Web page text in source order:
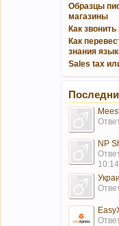
Образцы
магазины
Как звонить
Как
знания
Sales tax
NP
10:14